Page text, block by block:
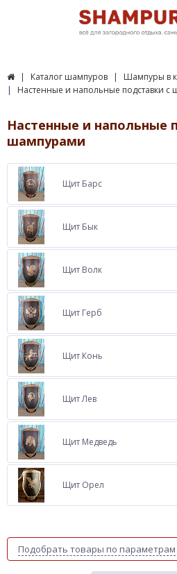
Каталог шампуров
Шампуры в
Настенные и напольные подставки с
Настенные и напольные
шампурами
Щит Барс
Щит Бык
Щит Волк
Щит Герб
Щит Конь
Щит Лев
Щит Медведь
Щит Орел
Подобрать товары по параметрам